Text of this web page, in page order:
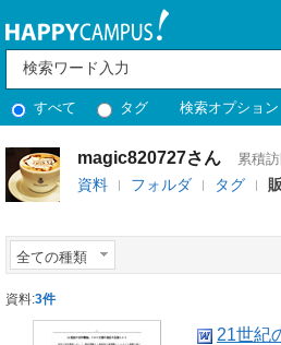
すべて タグ 検索オプション
magic820727さん 累積
資料 フォルダ タグ
全ての種類
資料:3件
21世紀